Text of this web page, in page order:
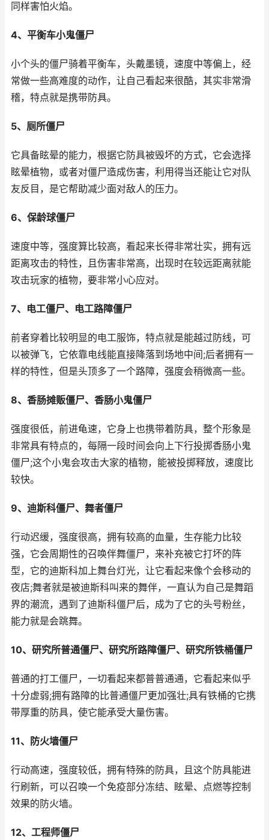
同样害怕火焰。
4、平衡车小鬼僵尸
小个头的僵尸骑着平衡车，头戴墨镜，速度中等偏上，经
常做一些高难度的动作，让自己看起来很酷，其实非常滑
稽，特点就是携带防具。
5、厕所僵尸
它具备眩晕的能力，根据它防具被毁坏的方式，它会选择
眩晕植物，或者对僵尸造成伤害，利用得当还能让它对队
友反目，是它帮助减少面对敌人的压力。
6、保龄球僵尸
速度中等，强度算比较高，看起来长得非常壮实，拥有远
距离攻击的特性，且伤害非常高，出现时在较远距离就能
攻击玩家的植物，要非常小心应对。
7、电工僵尸、电工路障僵尸
前者穿着比较明显的电工服饰，特点就是能越过防线，可
以被弹飞，它依靠电线能直接降落到场地中间;后者拥有一
样的特性，但是头顶多了一个路障，强度会稍微高一些。
8、香肠摊贩僵尸、香肠小鬼僵尸
强度很低，前进龟速，它身上也携带着防具，整个形象是
非常具有特点的，每隔一段时间会向上下行投掷香肠小鬼
僵尸;这个小鬼会攻击大家的植物，能被投掷释放，速度比
较快。
9、迪斯科僵尸、舞者僵尸
行动迟缓，强度很高，拥有较高的血量，生存能力比较
强，它会周期性的召唤伴舞僵尸，来补充被它打坏的阵
型，它的迪斯科加上舞台灯光，让它看起来像个会移动的
夜店;舞者就是被迪斯科叫来的舞伴，一直认为自己是舞蹈
界的潮流，遇到了迪斯科僵尸后，成为了它的头号粉丝，
能力就是会跳舞。
10、研究所普通僵尸、研究所路障僵尸、研究所铁桶僵尸
普通的打工僵尸，一切看起来都普普通通，它看起来似乎
十分虚弱;拥有路障的比普通僵尸更加强壮;具有铁桶的它携
带厚重的防具，使它能承受大量伤害。
11、防火墙僵尸
行动高速，强度较低，拥有特殊的防具，且这个防具能进
行刷新，可以召唤一个免疫部分冻结、眩晕、点燃等控制
效果的防火墙。
12、工程师僵尸